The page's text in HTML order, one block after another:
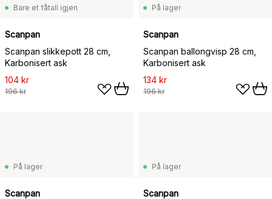
Bare et fåtall igjen
Scanpan
Scanpan slikkepott 28 cm,
Karbonisert ask
104 kr
196 kr
På lager
Scanpan
Scanpan ballongvisp 28 cm,
Karbonisert ask
134 kr
196 kr
På lager
Scanpan
På lager
Scanpan